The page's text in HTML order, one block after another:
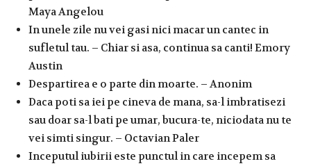
Maya Angelou
In unele zile nu vei gasi nici macar un cantec in
sufletul tau. – Chiar si asa, continua sa canti! Emory
Austin
Despartirea e o parte din moarte. – Anonim
Daca poti sa iei pe cineva de mana, sa-l imbratisezi
sau doar sa-l bati pe umar, bucura-te, niciodata nu te
vei simti singur. – Octavian Paler
Inceputul iubirii este punctul in care incepem sa